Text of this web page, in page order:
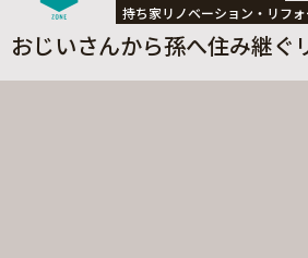
持ち家リノベーション・リフ
おじいさんから孫へ住み継ぐ